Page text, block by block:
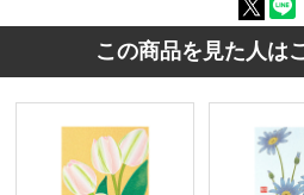
この商品を見た人は